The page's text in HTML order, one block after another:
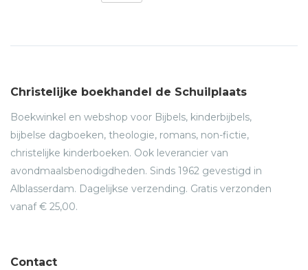
Christelijke boekhandel de Schuilplaats
Boekwinkel en webshop voor Bijbels, kinderbijbels,
bijbelse dagboeken, theologie, romans, non-fictie,
christelijke kinderboeken. Ook leverancier van
avondmaalsbenodigdheden. Sinds 1962 gevestigd in
Alblasserdam. Dagelijkse verzending. Gratis verzonden
vanaf € 25,00.
Contact